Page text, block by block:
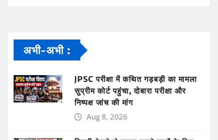
अभी-अभी :
JPSC परीक्षा में कथित गड़बड़ी का मामला
सुप्रीम कोर्ट पहुंचा, दोबारा परीक्षा और
निष्पक्ष जांच की मांग
Aug 8, 2026